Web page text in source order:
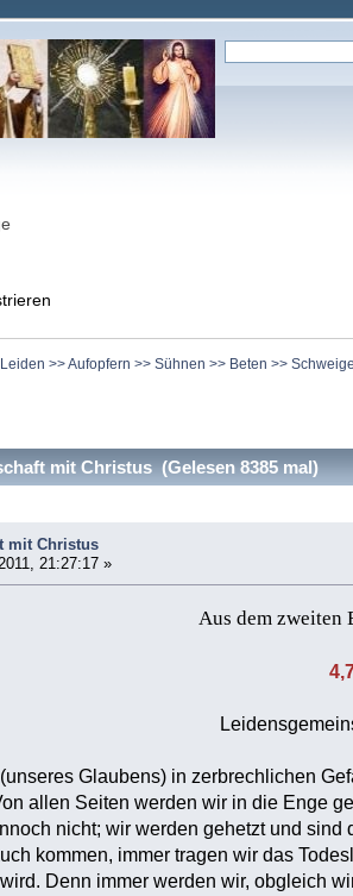
Leiden >> Aufopfern >> Sühnen >> Beten >>
mit Christus (Gelesen 8385 mal)
mit Christus
21:27:17 »
Aus dem zweiten
Glaubens) in zerbrechlichen
allen Seiten werden wir in die Enge
nicht; wir werden gehetzt und
kommen, immer tragen wir das
Denn immer werden wir, obgleich